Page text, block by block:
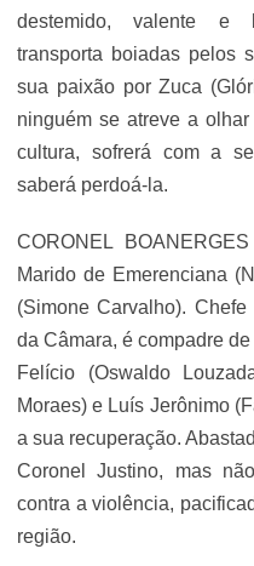
destemido, valente e
transporta boiadas pelos
sua paixão por Zuca
ninguém se atreve a
cultura, sofrerá com a
saberá perdoá-la.
CORONEL
Marido de Emerenciana
(Simone Carvalho).
da Câmara, é compadre
Felício (Oswaldo
Moraes) e Luís Jerônimo
a sua recuperação.
Coronel Justino, mas
contra a violência,
região.